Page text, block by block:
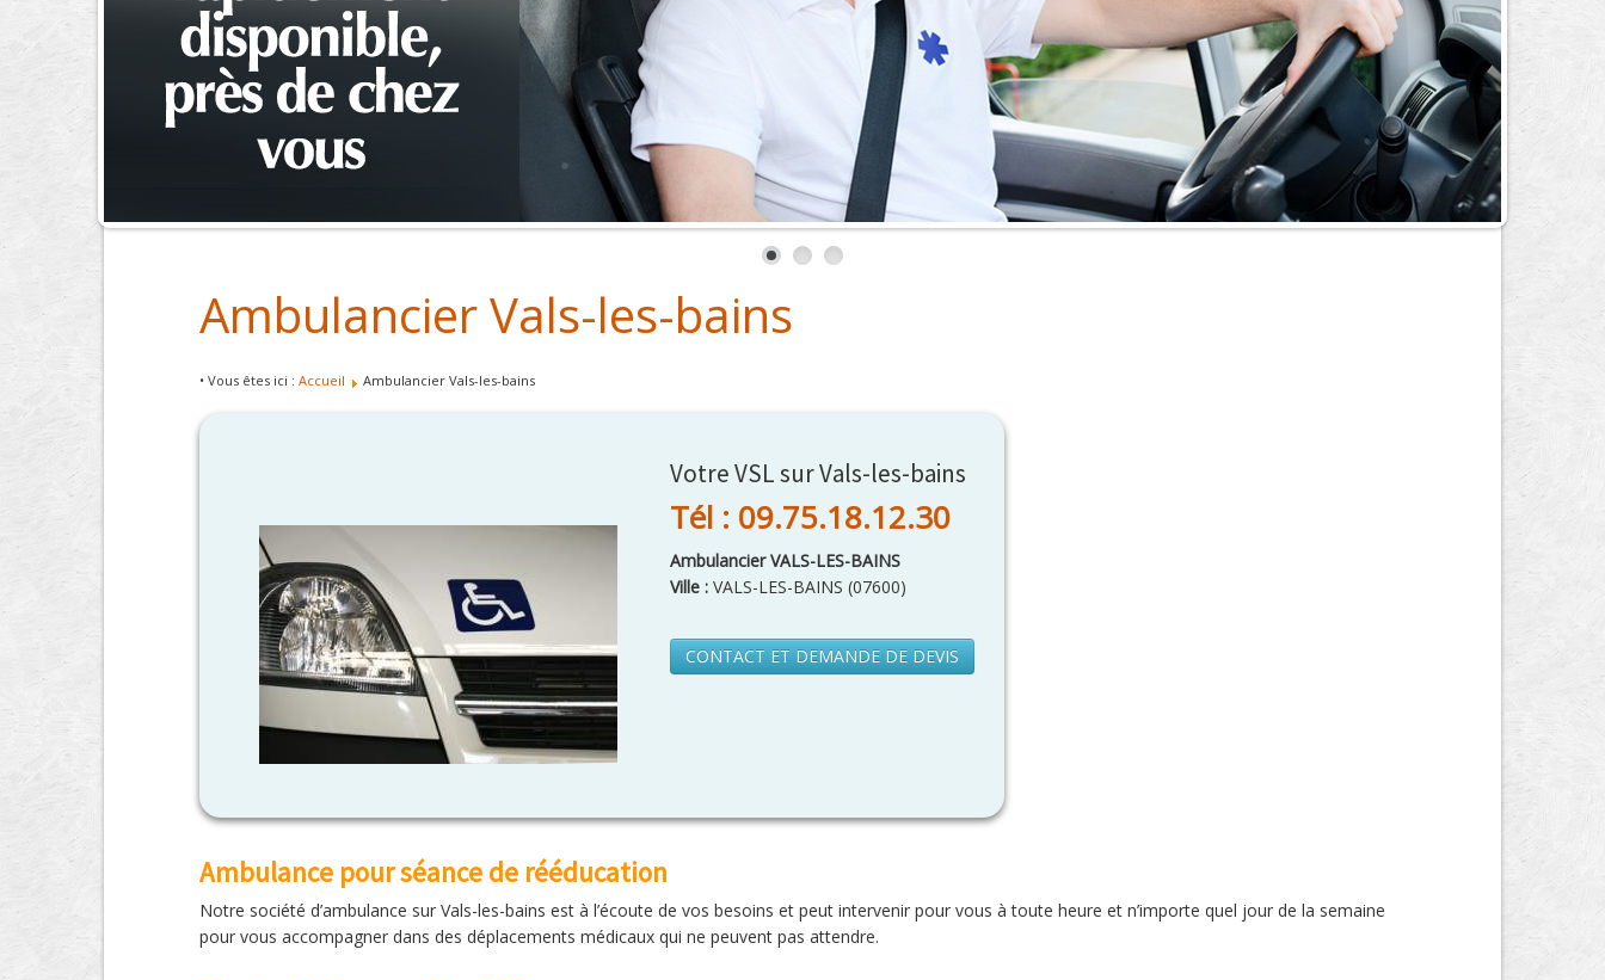
Ambulancier Vals-les-bains
• Vous êtes ici : Accueil Ambulancier Vals-les-bains
Votre VSL sur Vals-les-bains
Tél : 09.75.18.12.30
Ambulancier VALS-LES-BAINS
Ville : VALS-LES-BAINS (07600)
CONTACT ET DEMANDE DE DEVIS
Ambulance pour séance de rééducation
Notre société d’ambulance sur Vals-les-bains est à l’écoute de vos besoins et peut intervenir pour vous à toute heure et n’importe quel jour de la semaine
pour vous accompagner dans des déplacements médicaux qui ne peuvent pas attendre.